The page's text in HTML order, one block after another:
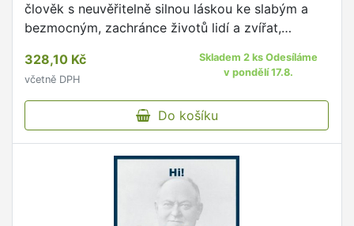
člověk s neuvěřitelně silnou láskou ke slabým a
bezmocným, zachránce životů lidí a zvířat,
dům snů.
328,10 Kč
včetně DPH
Skladem 2 ks Odesíláme
v pondělí 17.8.
Do košíku